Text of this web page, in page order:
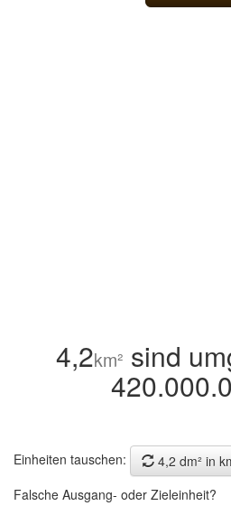
4,2km² sind
Einheiten tauschen:
4,2 dm² in
Falsche Ausgang- oder Zieleinheit?